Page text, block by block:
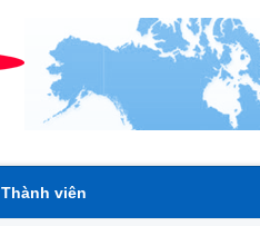
Thành viên